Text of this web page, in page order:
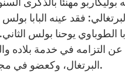
فقد عينه البابا
الطوباوي يوحنا بولس
عن التزامه في خدمة
البرتغال، وكعضو في مجمع الكرادلة والعديد من الدوائر الفاتيكانية.